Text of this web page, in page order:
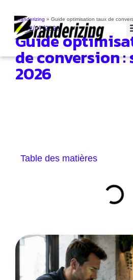
Branderizing » Guide optimisation taux de
02/07/2026
Guide
de conversion
2026
Table des matières